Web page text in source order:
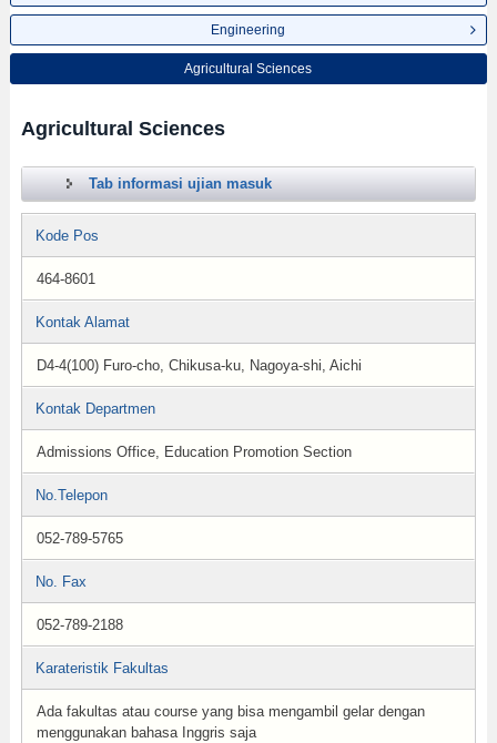
Engineering
Agricultural Sciences
Agricultural Sciences
Tab informasi ujian masuk
Kode Pos
464-8601
Kontak Alamat
D4-4(100) Furo-cho, Chikusa-ku, Nagoya-shi, Aichi
Kontak Departmen
Admissions Office, Education Promotion Section
No.Telepon
052-789-5765
No. Fax
052-789-2188
Karateristik Fakultas
Ada fakultas atau course yang bisa mengambil gelar dengan
menggunakan bahasa Inggris saja